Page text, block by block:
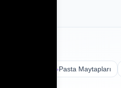
›Pasta Maytapları